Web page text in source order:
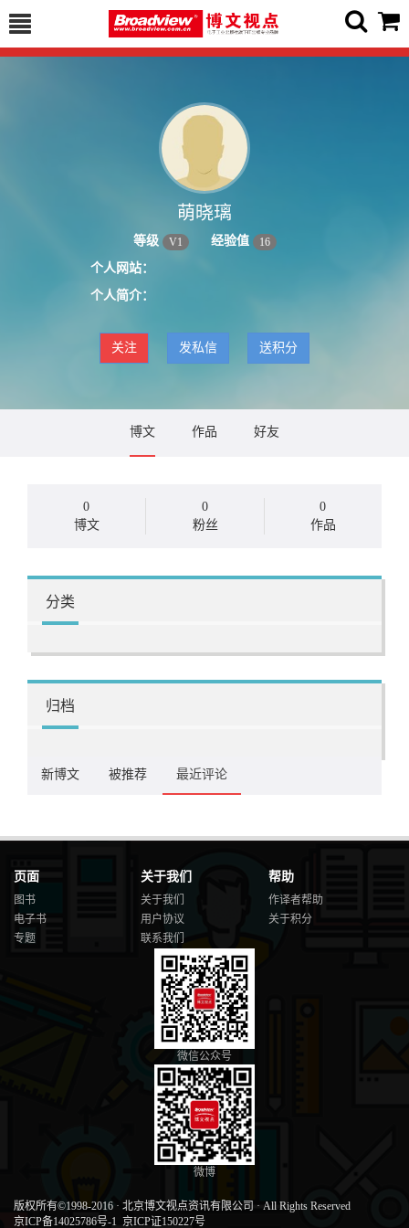
萌晓璃
等级 V1 经验值 16
个人网站：
个人简介：
关注 发私信 送积分
博文 作品 好友
0
博文
0
粉丝
0
作品
分类
归档
新博文 被推荐 最近评论
页面
图书
电子书
专题
关于我们
关于我们
用户协议
联系我们
帮助
作译者帮助
关于积分
微信公众号
微博
版权所有©1998-2016 · 北京博文视点资讯有限公司 · All Rights Reserved
京ICP备14025786号-1 京ICP证150227号